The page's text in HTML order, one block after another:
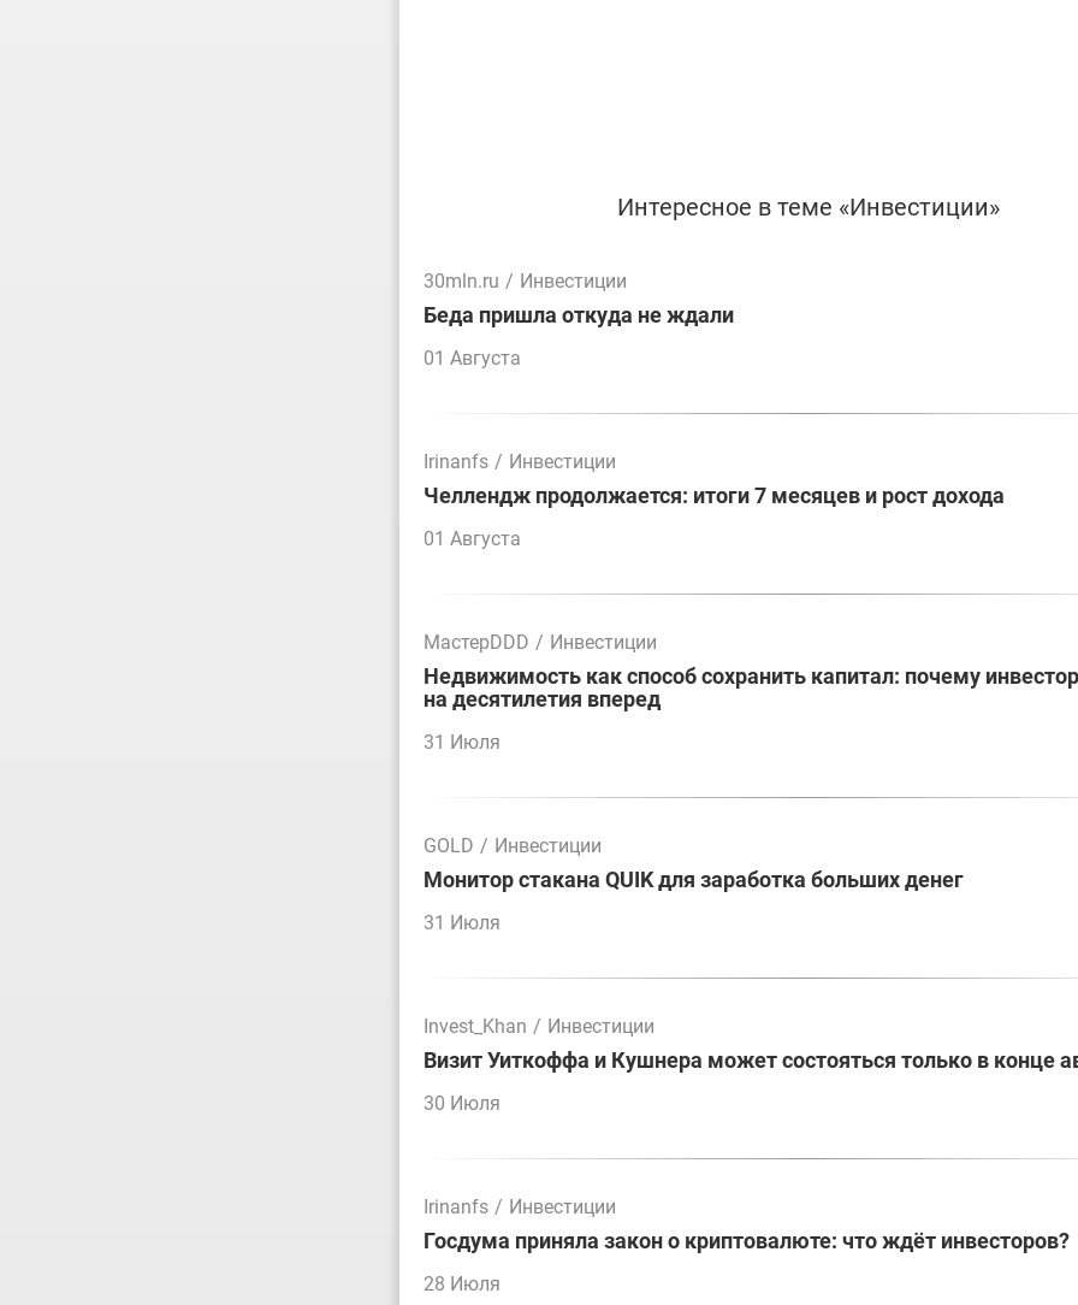
Интересное в теме «Инвестиции»
30mln.ru / Инвестиции
Беда пришла откуда не ждали
01 Августа
Irinanfs / Инвестиции
Челлендж продолжается: итоги 7 месяцев и рост дохода
01 Августа
МастерDDD / Инвестиции
Недвижимость как способ сохранить капитал: почему
на десятилетия вперед
31 Июля
GOLD / Инвестиции
Монитор стакана QUIK для заработка больших денег
31 Июля
Invest_Khan / Инвестиции
Визит Уиткоффа и Кушнера может состояться только в конце
30 Июля
Irinanfs / Инвестиции
Госдума приняла закон о криптовалюте: что ждёт инвесторов?
28 Июля